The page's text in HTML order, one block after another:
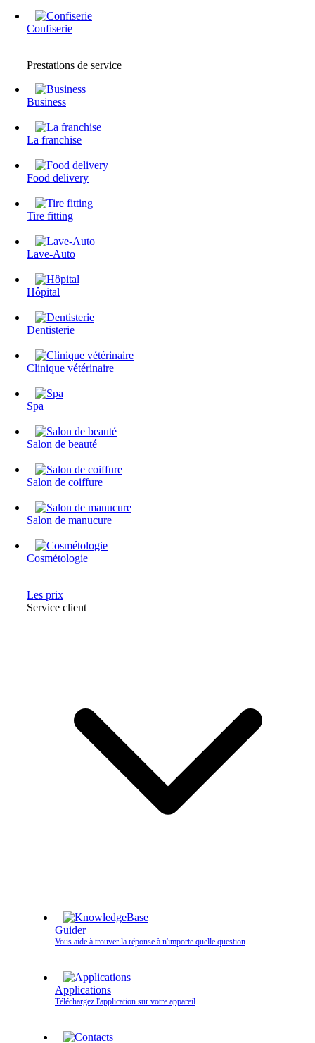
Confiserie
Prestations de service
Business
La franchise
Food delivery
Tire fitting
Lave-Auto
Hôpital
Dentisterie
Clinique vétérinaire
Spa
Salon de beauté
Salon de coiffure
Salon de manucure
Cosmétologie
Les prix
Service client
Guider
Vous aide à trouver la réponse à n'importe quelle question
Applications
Téléchargez l'application sur votre appareil